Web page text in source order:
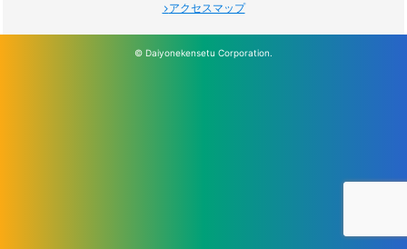
アクセスマップ
© Daiyonekensetu Corporation.